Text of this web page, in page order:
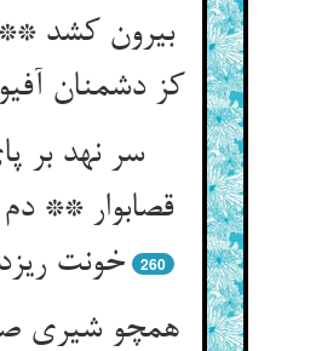
بیرون کشد **
کز دشمنان
سر نهد بر
قصاب‏وار **
خونت ریزد
260
همچو شیری